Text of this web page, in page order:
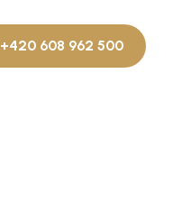
+420 608 962 500